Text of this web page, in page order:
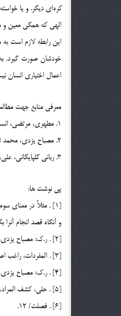
اين رابطه لازم است به
خودشان صورت گيرد.
اعمال اختياري انسان
معرفي منابع جهت
1. مطهري، مرتضي، انسان و سرنوشت، انتشارات صدرا، ‌1377.
2. مصباح يزدي، محمد تقي، آموزش فلسفه، ج 2، سازمان تبليغات اسلامي، 1365.
3. رباني گلپايگاني، علي، جبر و اختيار، مؤسسه تحقيقاتي سيد الشهداء، 1368.
پي نوشت ها:
[1] . مثلاً در معناي
و آنگاه قصد انجام
[2] . ر.ك: مصباح يزدي، محمد تقي، معارف قرآن، انتشارات در راه حق، ص 375 ـ 377.
[3] . المفردات، راغب اصفهاني، ص 406.
[4] . ر.ك: مصباح يزدي، محمد تقي، آموزش عقايد، ج 1، ص 180 و آموزش فلسفه، ج 2، ص 408.
[5] . حلي، كشف المراد، مؤسسه نشر اسلامي، ص 315.
[6] . فصلت/ 12.